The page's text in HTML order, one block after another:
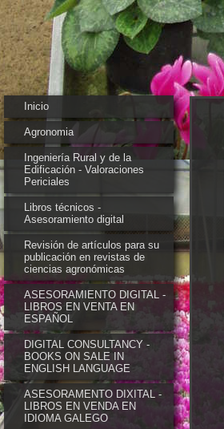
Inicio
Agronomia
Ingeniería Rural y de la
Edificación - Valoraciones
Periciales
Libros técnicos -
Asesoramiento digital
Revisión de artículos para su
publicación en revistas de
ciencias agronómicas
ASESORAMIENTO DIGITAL -
LIBROS EN VENTA EN
ESPAÑOL
DIGITAL CONSULTANCY -
BOOKS ON SALE IN
ENGLISH LANGUAGE
ASESORAMENTO DIXITAL -
LIBROS EN VENDA EN
IDIOMA GALEGO